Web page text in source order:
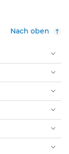
Nach oben